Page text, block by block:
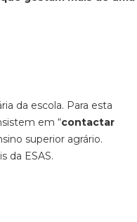
da escola. Para esta
em “contactar
superior agrário.
da ESAS.